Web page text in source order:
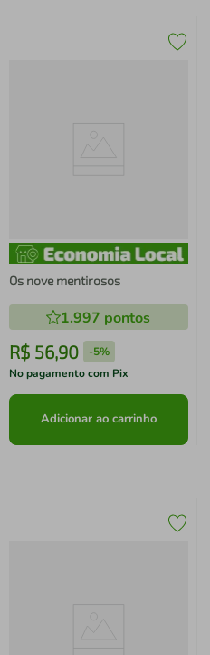
Os nove mentirosos
1.997 pontos
R$ 56,90 -5%
No pagamento com Pix
Adicionar ao carrinho